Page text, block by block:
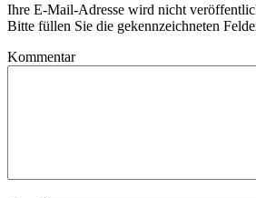
Ihre E-Mail-Adresse wird nicht
Bitte füllen Sie die gekennzeichneten
Kommentar